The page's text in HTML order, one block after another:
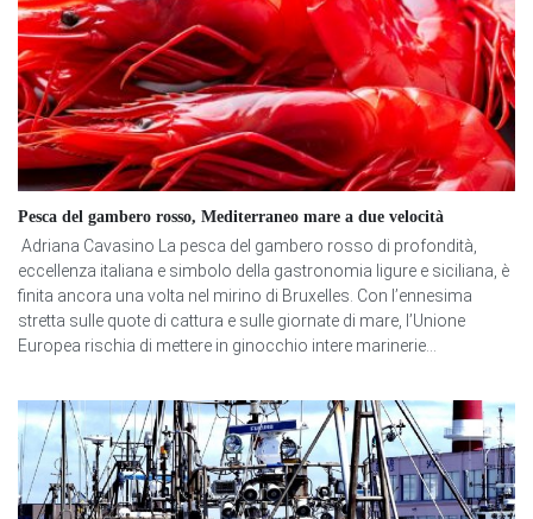
Pesca del gambero rosso, Mediterraneo mare a due velocità
Adriana Cavasino La pesca del gambero rosso di profondità,
eccellenza italiana e simbolo della gastronomia ligure e siciliana, è
finita ancora una volta nel mirino di Bruxelles. Con l’ennesima
stretta sulle quote di cattura e sulle giornate di mare, l’Unione
Europea rischia di mettere in ginocchio intere marinerie...